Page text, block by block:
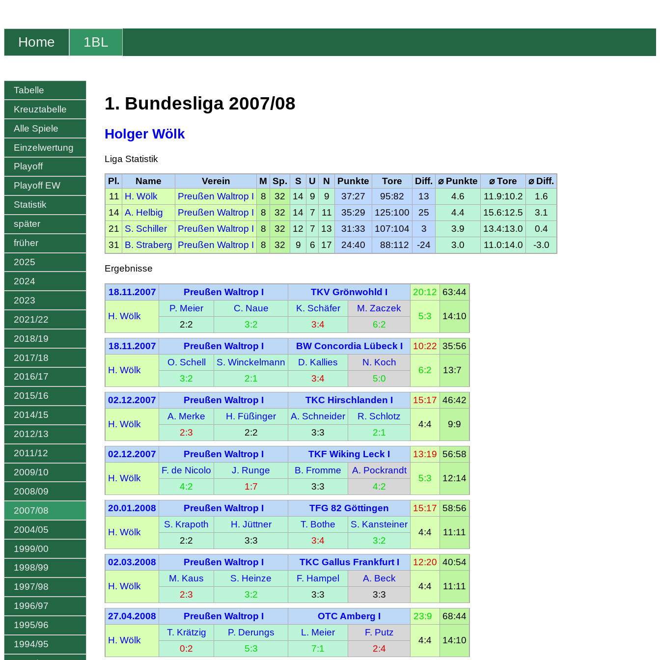
Home 1BL
Tabelle
Kreuztabelle
Alle Spiele
Einzelwertung
Playoff
Playoff EW
Statistik
später
früher
2025
2024
2023
2021/22
2018/19
2017/18
2016/17
2015/16
2014/15
2012/13
2011/12
2009/10
2008/09
2007/08
2004/05
1999/00
1998/99
1997/98
1996/97
1995/96
1994/95
1. Bundesliga 2007/08
Holger Wölk
Liga Statistik
Pl. Name Verein M Sp. S U N Punkte Tore Diff. ⌀ Punkte ⌀ Tore
⌀ Diff.
11
H. Wölk Preußen Waltrop I 8 32 14 9 9 37:27 95:82 13 4.6 11.9:10.2
1.6
14 A. Helbig Preußen Waltrop I 8 32 14 7 11 35:29 125:100 25 4.4 15.6:12.5
3.1
21
S. Schiller Preußen Waltrop I 8 32 12 7 13 31:33 107:104 3 3.9 13.4:13.0
0.4
31
B. Straberg Preußen Waltrop I 8 32 9 6 17 24:40
  88:112
-24 3.0 11.0:14.0 -3.0
Ergebnisse
18.11.2007 Preußen Waltrop I TKV Grönwohld I 20:12 63:44
H. Wölk
P. Meier C. Naue K. Schäfer M. Zaczek
5:3
14:10
2:2
3:2 3:4 6:2
18.11.2007 Preußen Waltrop I BW Concordia Lübeck I 10:22 35:56
H. Wölk
O. Schell S. Winckelmann D. Kallies N. Koch
6:2
13:7
3:2
2:1 3:4 5:0
02.12.2007 Preußen Waltrop I TKC Hirschlanden I 15:17 46:42
H. Wölk
A. Merke H. Füßinger A. Schneider R. Schlotz
4:4
9:9
2:3
2:2 3:3 2:1
02.12.2007 Preußen Waltrop I TKF Wiking Leck I 13:19 56:58
H. Wölk
F. de Nicolo J. Runge B. Fromme A. Pockrandt
5:3
12:14
4:2
1:7 3:3 4:2
20.01.2008 Preußen Waltrop I TFG 82 Göttingen 15:17 58:56
H. Wölk
S. Krapoth H. Jüttner T. Bothe S. Kansteiner
4:4
11:11
2:2
3:3 3:4 3:2
02.03.2008 Preußen Waltrop I TKC Gallus Frankfurt I 12:20 40:54
H. Wölk
M. Kaus S. Heinze F. Hampel A. Beck
4:4
11:11
2:3
3:2 3:3 3:3
27.04.2008 Preußen Waltrop I OTC Amberg I 23:9 68:44
H. Wölk
T. Krätzig P. Derungs L. Meier F. Putz
4:4
14:10
0:2
5:3 7:1 2:4